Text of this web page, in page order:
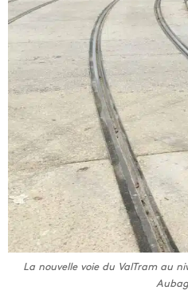
La nouvelle voie du ValTram au